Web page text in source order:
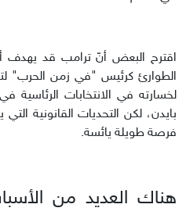
اقترح البعض أنّ ترامب قد يهدف
الطوارئ كرئيس "في زمن الحرب"
بايدن، لكن التحديات القانونية
فرصة طويلة يائسة.
هناك العديد من